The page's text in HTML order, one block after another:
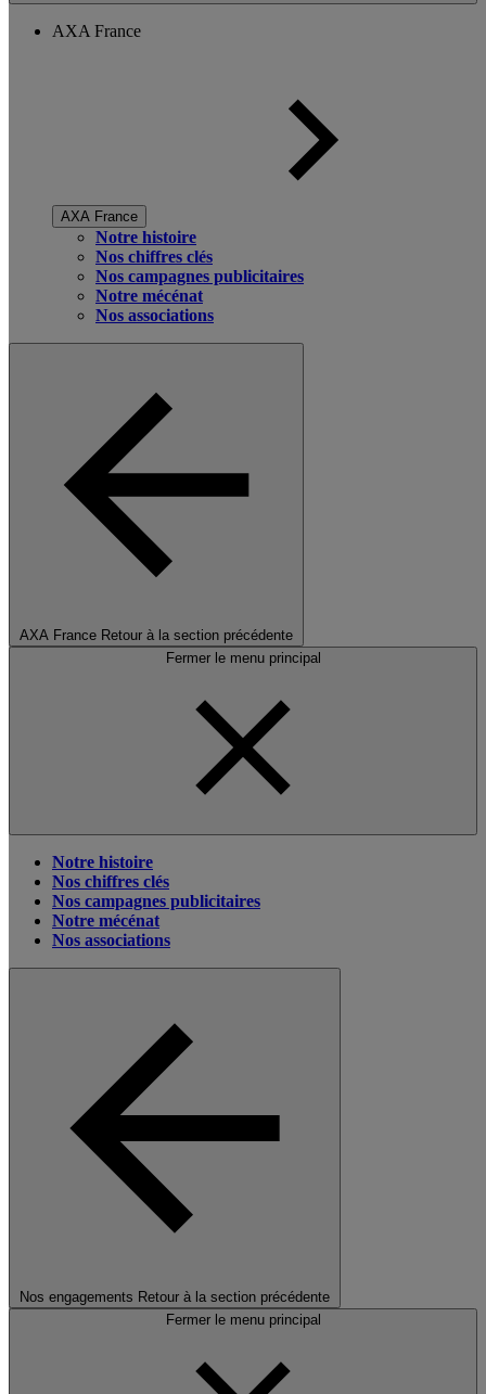
AXA France
AXA France
Notre histoire
Nos chiffres clés
Nos campagnes publicitaires
Notre mécénat
Nos associations
AXA France Retour à la section précédente
Fermer le menu principal
Notre histoire
Nos chiffres clés
Nos campagnes publicitaires
Notre mécénat
Nos associations
Nos engagements Retour à la section précédente
Fermer le menu principal